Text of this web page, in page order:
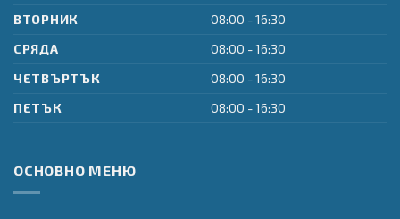
ВТОРНИК
08:00 - 16:30
СРЯДА
08:00 - 16:30
ЧЕТВЪРТЪК
08:00 - 16:30
ПЕТЪК
08:00 - 16:30
ОСНОВНО МЕНЮ